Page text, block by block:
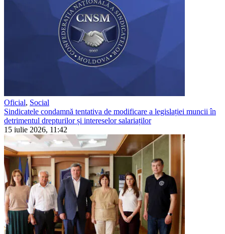
Oficial, Social
Sindicatele condamnă tentativa de modificare a legislației muncii în
detrimentul drepturilor și intereselor salariaților
15 iulie 2026, 11:42